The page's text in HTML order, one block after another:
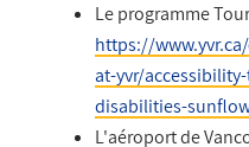
Le programme
https://
at-yvr/
disabilities-
L'aéroport de